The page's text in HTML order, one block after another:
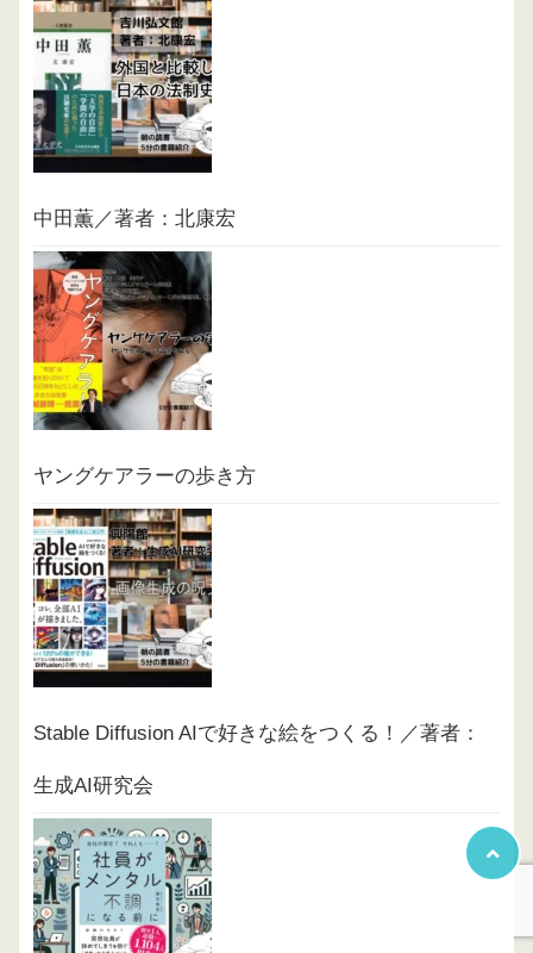
中田薫／著者：北康宏
ヤングケアラーの歩き方
Stable Diffusion AIで好きな絵をつくる！／著者：
生成AI研究会